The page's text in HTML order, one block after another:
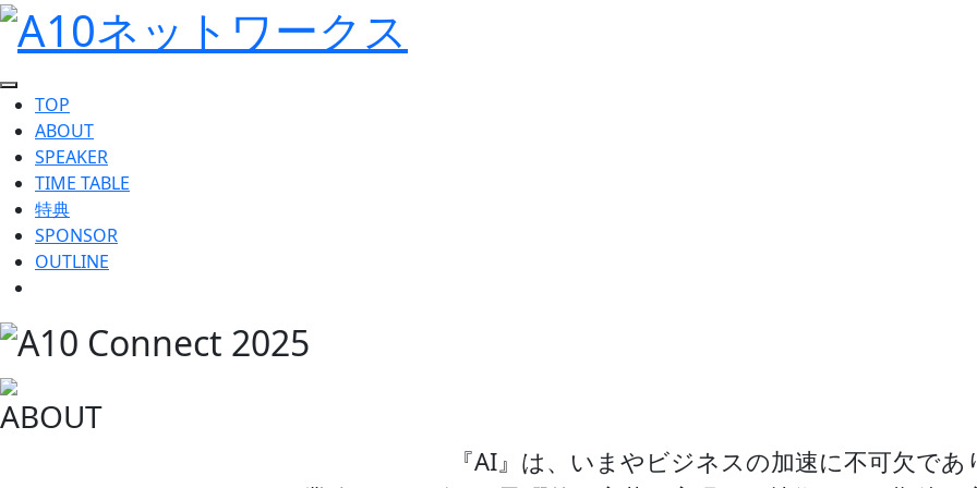
TOP
ABOUT
SPEAKER
TIME TABLE
特典
SPONSOR
OUTLINE
ABOUT
『AI』は、いまやビジネスの加速に不可欠であ